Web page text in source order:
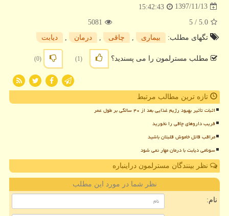
1397/11/13
15:42:43
5.0
/ 5
5081
تگهای مطلب:
بیماری , چاقی , درمان , دیابت
مطلب مسترلمون را می پسندید؟ (1)
(0)
تازه ترین مطالب مرتبط
اثبات تأثیر بهبود رژیم غذایی بعد از ۴۰ سالگی بر طول عمر
فریب داروهای چاقی را نخورید
مراقب قاتل خاموش قلبتان باشید
سونامی دیابت با درمان مهار نمی شود
نظر بینندگان مسترلمون دراینباره
نظر شما در مورد این مطلب
نام: